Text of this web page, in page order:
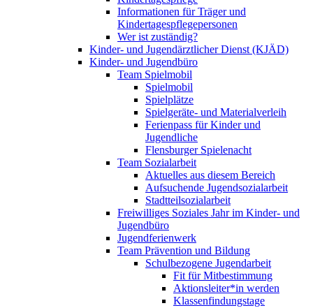
Informationen für Träger und
Kindertagespflegepersonen
Wer ist zuständig?
Kinder- und Jugendärztlicher Dienst (KJÄD)
Kinder- und Jugendbüro
Team Spielmobil
Spielmobil
Spielplätze
Spielgeräte- und Materialverleih
Ferienpass für Kinder und
Jugendliche
Flensburger Spielenacht
Team Sozialarbeit
Aktuelles aus diesem Bereich
Aufsuchende Jugendsozialarbeit
Stadtteilsozialarbeit
Freiwilliges Soziales Jahr im Kinder- und
Jugendbüro
Jugendferienwerk
Team Prävention und Bildung
Schulbezogene Jugendarbeit
Fit für Mitbestimmung
Aktionsleiter*in werden
Klassenfindungstage